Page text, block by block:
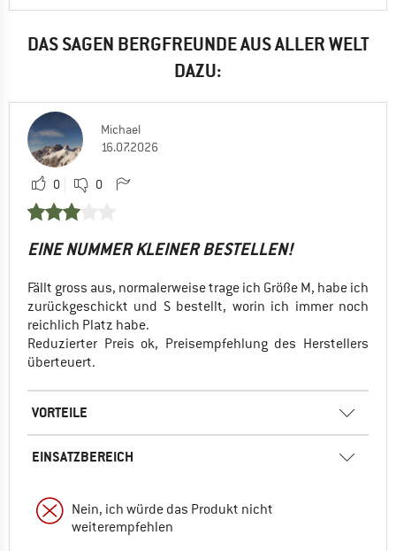
DAS SAGEN BERGFREUNDE AUS ALLER WELT
DAZU:
Michael
16.07.2026
0 0
EINE NUMMER KLEINER BESTELLEN!
Fällt gross aus, normalerweise trage ich Größe M, habe ich
zurückgeschickt und S bestellt, worin ich immer noch
reichlich Platz habe.
Reduzierter Preis ok, Preisempfehlung des Herstellers
überteuert.
VORTEILE
EINSATZBEREICH
Nein, ich würde das Produkt nicht
weiterempfehlen